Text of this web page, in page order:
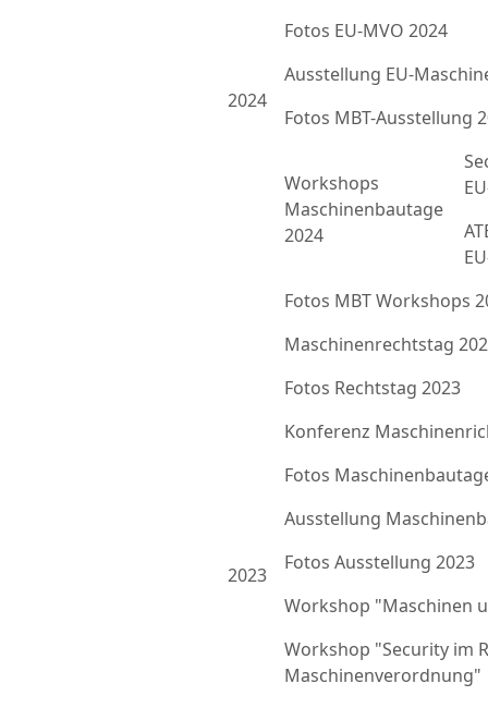
2024
Fotos EU-MVO 2024
Ausstellung EU-
Fotos MBT-Ausstellung
Workshops
Maschinenbautage
2024
Fotos MBT Workshops
2023
Maschinenrechtstag
Fotos Rechtstag 2023
Konferenz
Fotos
Ausstellung
Fotos Ausstellung 2023
Workshop "Maschinen
Workshop "Security im
Maschinenverordnung"